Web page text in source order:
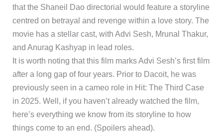
that the Shaneil Dao directorial would feature a storyline
centred on betrayal and revenge within a love story. The
movie has a stellar cast, with Advi Sesh, Mrunal Thakur,
and Anurag Kashyap in lead roles.
It is worth noting that this film marks Advi Sesh’s first film
after a long gap of four years. Prior to Dacoit, he was
previously seen in a cameo role in Hit: The Third Case
in 2025. Well, if you haven’t already watched the film,
here’s everything we know from its storyline to how
things come to an end. (Spoilers ahead).